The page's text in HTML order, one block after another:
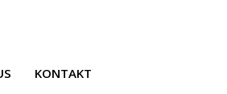
KONTAKT